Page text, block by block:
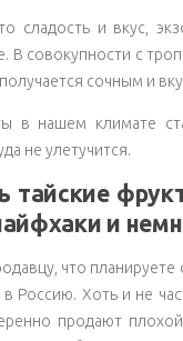
сладость и вкус,
В совокупности с
сочным и
в нашем климате
не улетучится.
тайские
и
что планируете
Россию. Хоть и не
продают